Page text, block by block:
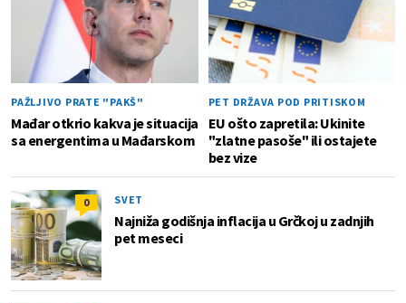
PAŽLJIVO PRATE "PAKŠ"
Mađar otkrio kakva je situacija
sa energentima u Mađarskom
PET DRŽAVA POD PRITISKOM
EU ošto zapretila: Ukinite
"zlatne pasoše" ili ostajete
bez vize
0 SVET
Najniža godišnja inflacija u Grčkoj u zadnjih
pet meseci